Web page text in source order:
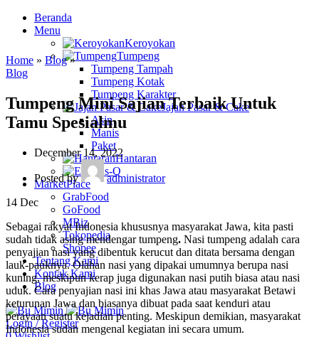
Beranda
Menu
Keroyokan
Tumpeng
Tumpeng Tampah
Tumpeng Kotak
Tumpeng Karakter
Jajan Pasar & Cake
Asin
Manis
Paket
Hantaran
Es-Q
MarketPlace
GrabFood
GoFood
MBiz
Tokopedia
Shopee
Tentang Kami
Kontak Kami
Blog
Login / Register
Home » Blog»
Blog
Tumpeng Mini Sajian Terbaik Untuk
Tamu Spesialmu
December 14, 2022
Posted by
administrator
14 Dec
Sebagai rakyat Indonesia khususnya masyarakat Jawa, kita pasti
sudah tidak asing mendengar tumpeng. Nasi tumpeng adalah cara
penyajian nasi yang dibentuk kerucut dan ditata bersama dengan
lauk-pauknya. Olahan nasi yang dipakai umumnya berupa nasi
kuning, meskipun kerap juga digunakan nasi putih biasa atau nasi
uduk. Cara penyajian nasi ini khas Jawa atau masyarakat Betawi
keturunan Jawa dan biasanya dibuat pada saat kenduri atau
perayaan suatu kejadian penting. Meskipun demikian, masyarakat
Indonesia sudah mengenal kegiatan ini secara umum.